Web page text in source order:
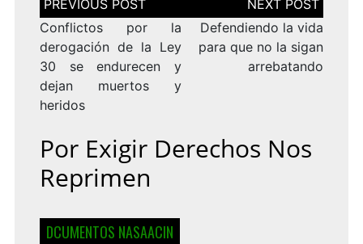
de
entradas
Conflictos por la
derogación de la Ley
30 se endurecen y
dejan muertos y
heridos
Defendiendo la vida
para que no la sigan
arrebatando
Por Exigir Derechos Nos
Reprimen
DCUMENTOS NASAACIN